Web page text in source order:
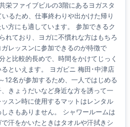
栄ファイブビルの3階にあるヨガスタ
るため、仕事終わりや出かけた帰り
方にも適しています。 参加できるク
れており、ヨガに不慣れな方はもちろ
レッスンに参加できるのが特徴で
と比較的長めで、時間をかけてじっく
といえます。 ヨガビニ 梅田･中津店
12名が参加するため、一人ではじめる
きょうだいなど身近な方を誘って一
スン時に使用するマットはレンタル
さもありません。 シャワールームは
汗をかいたときはタオルや汗拭きシ